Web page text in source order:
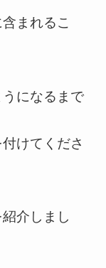
まれるこ
になるまで
けてくださ
介しまし